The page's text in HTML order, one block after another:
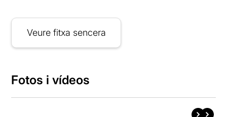
Veure fitxa sencera
Fotos i vídeos